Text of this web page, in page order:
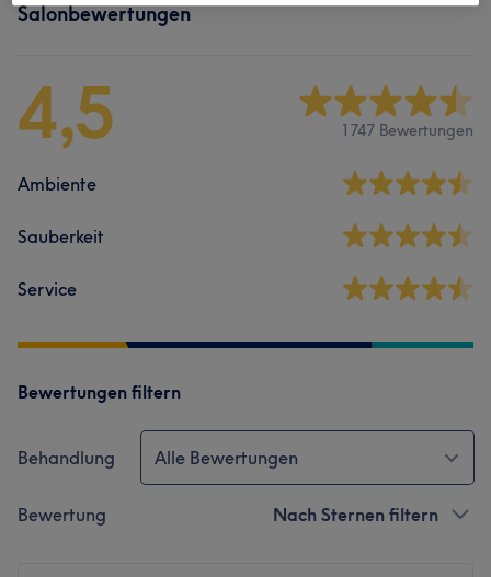
Salonbewertungen
4,5 1747 Bewertungen
Ambiente
Sauberkeit
Service
Bewertungen filtern
Behandlung Alle Bewertungen
Bewertung Nach Sternen filtern